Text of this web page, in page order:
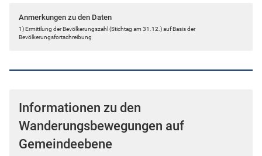
Anmerkungen zu den Daten
1) Ermittlung der Bevölkerungszahl (Stichtag am 31.12.) auf Basis der
Bevölkerungsfortschreibung
Informationen zu den
Wanderungsbewegungen auf
Gemeindeebene